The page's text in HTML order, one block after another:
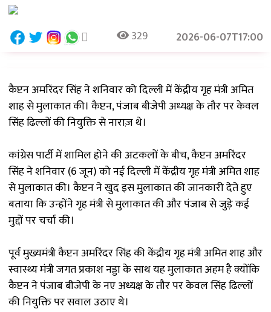
329 2026-06-07T17:00
कैप्टन अमरिंदर सिंह ने शनिवार को दिल्ली में केंद्रीय गृह मंत्री अमित
शाह से मुलाकात की। कैप्टन, पंजाब बीजेपी अध्यक्ष के तौर पर केवल
सिंह ढिल्लों की नियुक्ति से नाराज़ थे।
कांग्रेस पार्टी में शामिल होने की अटकलों के बीच, कैप्टन अमरिंदर
सिंह ने शनिवार (6 जून) को नई दिल्ली में केंद्रीय गृह मंत्री अमित शाह
से मुलाकात की। कैप्टन ने खुद इस मुलाकात की जानकारी देते हुए
बताया कि उन्होंने गृह मंत्री से मुलाकात की और पंजाब से जुड़े कई
मुद्दों पर चर्चा की।
पूर्व मुख्यमंत्री कैप्टन अमरिंदर सिंह की केंद्रीय गृह मंत्री अमित शाह और
स्वास्थ्य मंत्री जगत प्रकाश नड्डा के साथ यह मुलाकात अहम है क्योंकि
कैप्टन ने पंजाब बीजेपी के नए अध्यक्ष के तौर पर केवल सिंह ढिल्लों
की नियुक्ति पर सवाल उठाए थे।